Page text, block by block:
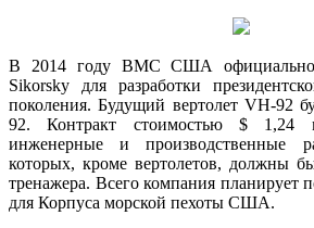
В 2014 году ВМС США официально
Sikorsky для разработки
поколения. Будущий вертолет VH-92
92. Контракт стоимостью $ 1,24
инженерные и производственные
которых, кроме вертолетов, должны
тренажера. Всего компания планирует
для Корпуса морской пехоты США.